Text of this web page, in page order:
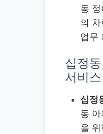
동
의
업무
십정
서비스
십정
동
을